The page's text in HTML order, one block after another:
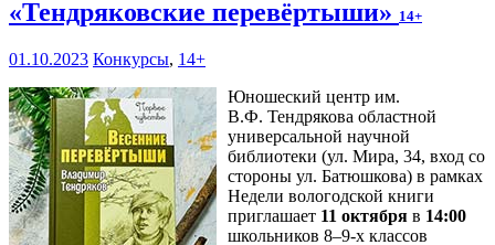
«Тендряковские перевёртыши» 14+
01.10.2023 Конкурсы, 14+
Юношеский центр им.
В.Ф. Тендрякова областной
универсальной научной
библиотеки (ул. Мира, 34, вход со
стороны ул. Батюшкова) в рамках
Недели вологодской книги
приглашает 11 октября в 14:00
школьников 8–9-х классов